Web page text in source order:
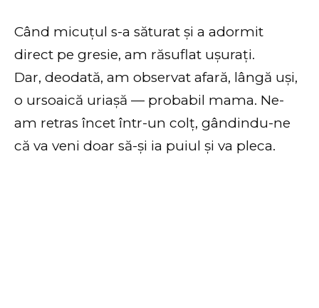
Când micuțul s-a săturat și a adormit
direct pe gresie, am răsuflat ușurați.
Dar, deodată, am observat afară, lângă uși,
o ursoaică uriașă — probabil mama. Ne-
am retras încet într-un colț, gândindu-ne
că va veni doar să-și ia puiul și va pleca.